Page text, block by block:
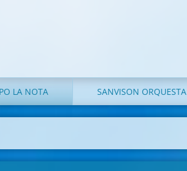
LA NOTA SANVISON ORQUESTA